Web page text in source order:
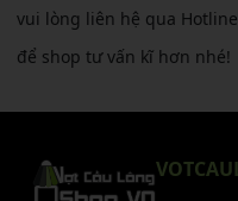
vui lòng liên hệ qua
để shop tư vấn kĩ hơn nhé!